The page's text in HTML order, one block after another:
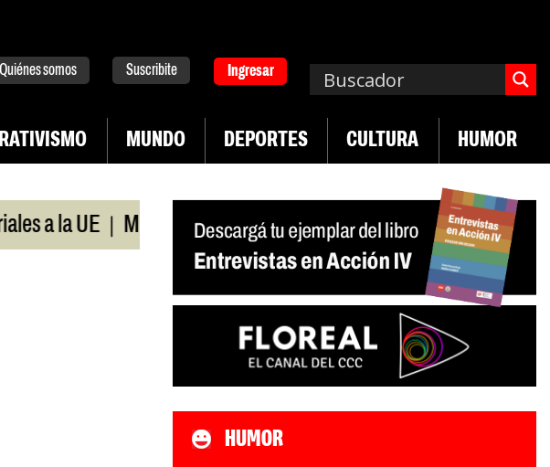
Quiénes somos Suscribite Ingresar
MUNDO DEPORTES CULTURA HUMOR
UE | Morosidad en jóvenes precarizados | Cae la actividad en
HUMOR